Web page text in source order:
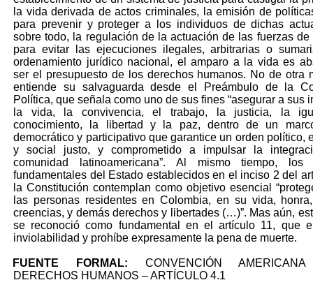
la vida derivada de actos criminales, la emisión de
para prevenir y proteger a los individuos de dichas
sobre todo, la regulación de la actuación de las fuerzas de
para evitar las ejecuciones ilegales, arbitrarias o
ordenamiento jurídico nacional, el amparo a la vida es
ser el presupuesto de los derechos humanos. No de otra
entiende su salvaguarda desde el Preámbulo de la
Política, que señala como uno de sus fines “asegurar a sus
la vida, la convivencia, el trabajo, la justicia, la
conocimiento, la libertad y la paz, dentro de un
democrático y participativo que garantice un orden político,
y social justo, y comprometido a impulsar la
comunidad latinoamericana”. Al mismo tiempo, los
fundamentales del Estado establecidos en el inciso 2 del
la Constitución contemplan como objetivo esencial
las personas residentes en Colombia, en su vida,
creencias, y demás derechos y libertades (…)”. Mas aún,
se reconoció como fundamental en el artículo 11, que
inviolabilidad y prohíbe expresamente la pena de muerte.
FUENTE FORMAL: CONVENCIÓN
DERECHOS HUMANOS – ARTÍCULO 4.1